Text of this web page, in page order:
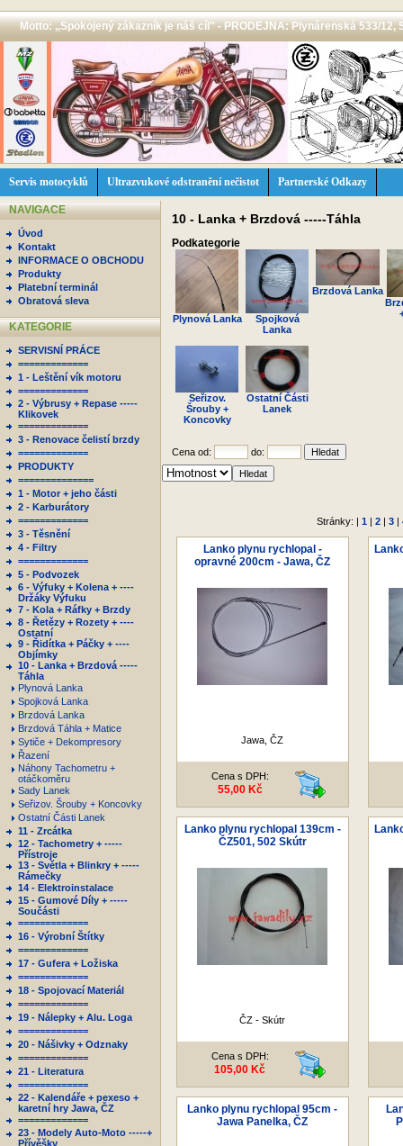
Motto: ,,Spokojený zákazník je náš cíl'' - PRODEJNA: Plynárenská 533/12,
Servis motocyklů Ultrazvukové odstranění nečistot Partnerské Odkazy
NAVIGACE
Úvod
Kontakt
INFORMACE O OBCHODU
Produkty
Platební terminál
Obratová sleva
KATEGORIE
SERVISNÍ PRÁCE
=============
1 - Leštění vík motoru
=============
2 - Výbrusy + Repase -----
Klikovek
=============
3 - Renovace čelistí brzdy
=============
PRODUKTY
==============
1 - Motor + jeho části
2 - Karburátory
=============
3 - Těsnění
4 - Filtry
=============
5 - Podvozek
6 - Výfuky + Kolena + ----
Držáky Výfuku
7 - Kola + Ráfky + Brzdy
8 - Řetězy + Rozety + ----
Ostatní
9 - Řidítka + Páčky + ----
Objímky
10 - Lanka + Brzdová -----
Táhla
Plynová Lanka
Spojková Lanka
Brzdová Lanka
Brzdová Táhla + Matice
Sytiče + Dekompresory
Řazení
Náhony Tachometru +
otáčkoměru
Sady Lanek
Seřizov. Šrouby + Koncovky
Ostatní Části Lanek
11 - Zrcátka
12 - Tachometry + -----
Přístroje
13 - Světla + Blinkry + -----
Rámečky
14 - Elektroinstalace
15 - Gumové Díly + -----
Součásti
=============
16 - Výrobní Štítky
=============
17 - Gufera + Ložiska
=============
18 - Spojovací Materiál
=============
19 - Nálepky + Alu. Loga
=============
20 - Nášivky + Odznaky
=============
21 - Literatura
=============
22 - Kalendáře + pexeso +
karetní hry Jawa, ČZ
=============
23 - Modely Auto-Moto -----+
Přívěšky
10 - Lanka + Brzdová -----Táhla
Podkategorie
Plynová Lanka
Spojková
Lanka
Brzdová Lanka
Seřizov.
Šrouby +
Koncovky
Ostatní Části
Lanek
Cena od: do:
Stránky: | 1 | 2 | 3 |
Lanko plynu rychlopal -
opravné 200cm - Jawa, ČZ
Jawa, ČZ
Cena s DPH:
55,00 Kč
Lanko plynu rychlopal 139cm -
ČZ501, 502 Skútr
ČZ - Skútr
Cena s DPH:
105,00 Kč
Lanko plynu rychlopal 95cm -
Jawa Panelka, ČZ